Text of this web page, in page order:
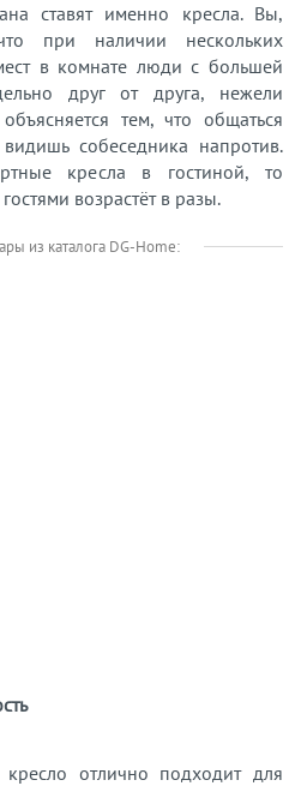
ставят именно кресла. Вы,
при наличии нескольких
в комнате люди с большей
друг от друга, нежели
тем, что общаться
собеседника напротив.
кресла в гостиной, то
возрастёт в разы.
из каталога DG-Home:
отлично подходит для